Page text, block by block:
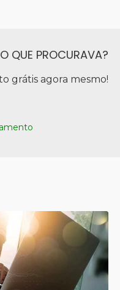
QUE PROCURAVA?
grátis agora mesmo!